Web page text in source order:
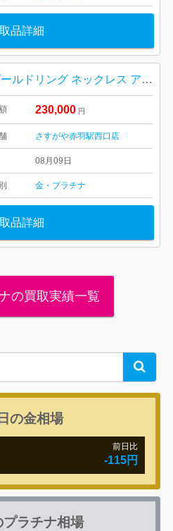
品詳細
K18 ゴールドリング ネックレス アクセサリーおまとめ
230,000 円
さすがや赤羽駅西口店
08月09日
金・プラチナ
品詳細
の買取実績一覧
Search
の金相場
前日比
-115円
プラチナ相場